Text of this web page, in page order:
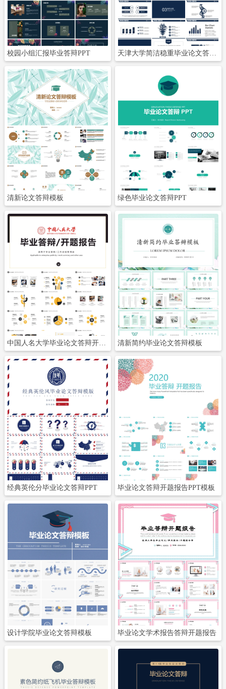
校园小组汇报毕业答辩PPT
立即下载
清新论文答辩模板
立即下载
绿色毕业论文答辩PPT
立即下载
中国人名大学毕业论文答辩开题报告PPT
立即下载
清新简约毕业论文答辩模板
立即下载
经典英伦分毕业论文答辩PPT
立即下载
毕业论文答辩开题报告PPT模板
立即下载
设计学院毕业论文答辩模板
立即下载
毕业论文学术报告答辩开题报告
立即下载